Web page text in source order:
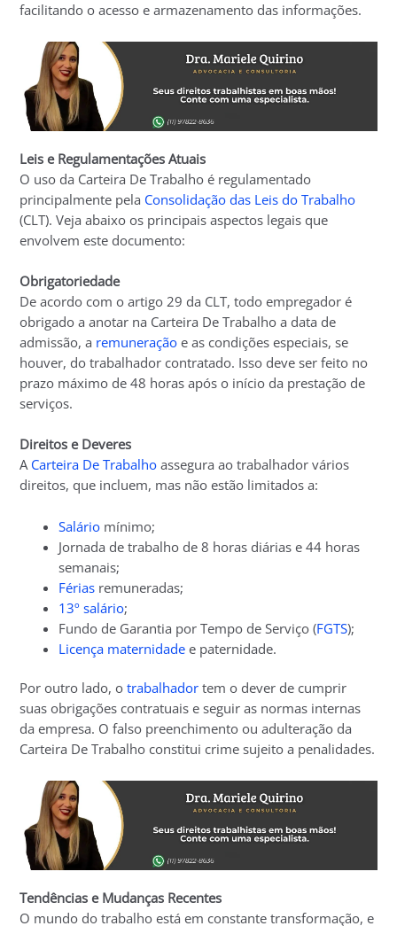
facilitando o acesso e armazenamento das informações.
Leis e Regulamentações Atuais
O uso da Carteira De Trabalho é regulamentado
principalmente pela Consolidação das Leis do Trabalho
(CLT). Veja abaixo os principais aspectos legais que
envolvem este documento:
Obrigatoriedade
De acordo com o artigo 29 da CLT, todo empregador é
obrigado a anotar na Carteira De Trabalho a data de
admissão, a remuneração e as condições especiais, se
houver, do trabalhador contratado. Isso deve ser feito no
prazo máximo de 48 horas após o início da prestação de
serviços.
Direitos e Deveres
A Carteira De Trabalho assegura ao trabalhador vários
direitos, que incluem, mas não estão limitados a:
Salário mínimo;
Jornada de trabalho de 8 horas diárias e 44 horas
semanais;
Férias remuneradas;
13º salário;
Fundo de Garantia por Tempo de Serviço (FGTS);
Licença maternidade e paternidade.
Por outro lado, otrabalhador tem o dever de cumprir
suas obrigações contratuais e seguir as normas internas
da empresa. O falso preenchimento ou adulteração da
Carteira De Trabalho constitui crime sujeito a penalidades.
Tendências e Mudanças Recentes
O mundo do trabalho está em constante transformação, e